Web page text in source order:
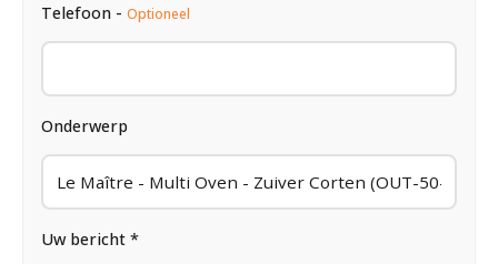
Telefoon - Optioneel
Onderwerp
Uw bericht *